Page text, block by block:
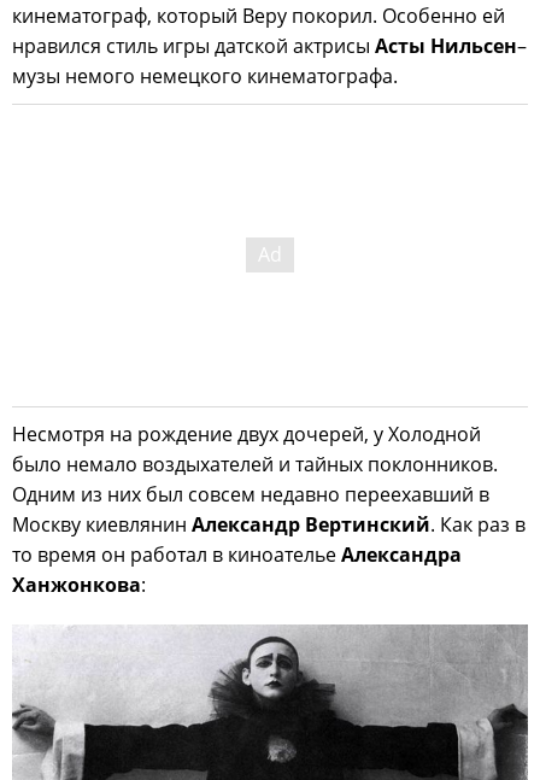
кинематограф, который Веру покорил. Особенно ей
нравился стиль игры датской актрисы Асты Нильсен–
музы немого немецкого кинематографа.
Несмотря на рождение двух дочерей, у Холодной
было немало воздыхателей и тайных поклонников.
Одним из них был совсем недавно переехавший в
Москву киевлянин Александр Вертинский. Как раз в
то время он работал в киноательеАлександра
Ханжонкова: